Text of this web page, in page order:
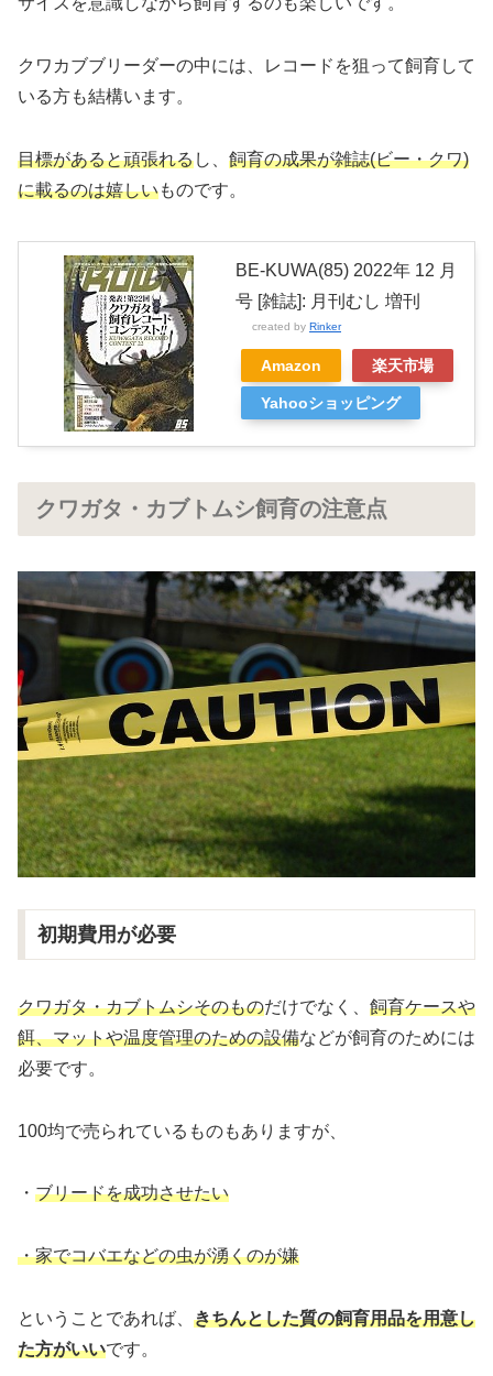
クワカブブリーダーの中には、レコードを狙って飼育して
いる方も結構います。
目標があると頑張れるし、 飼育の成果が雑誌(ビー・クワ)
に載るのは嬉しいものです。
BE-KUWA(85) 2022年 12 月
号 [雑誌]: 月刊むし 増刊
created by Rinker
Amazon 楽天市場
Yahooショッピング
クワガタ・カブトムシ飼育の注意点
初期費用が必要
クワガタ・カブトムシそのものだけでなく、 飼育ケースや
餌、マットや温度管理のための設備などが飼育のためには
必要です。
100均で売られているものもありますが、
・ ブリードを成功させたい
・家でコバエなどの虫が湧くのが嫌
ということであれば、 きちんとした質の飼育用品を用意し
た方がいいです。